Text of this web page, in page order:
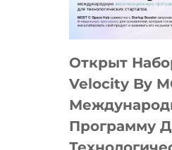
CAMP
ДАЛ
БИЛЕТ
IT-
Открыт
Velocity By
Программу